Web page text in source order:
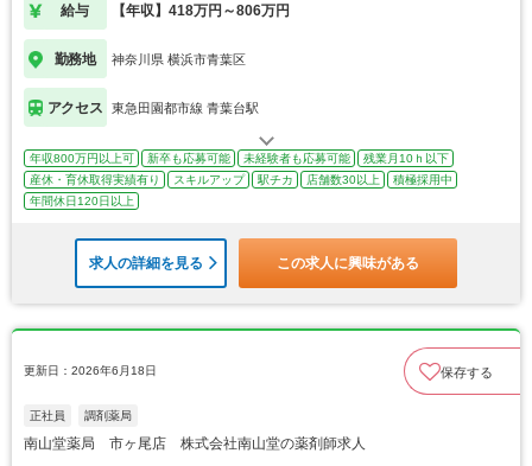
給与 【年収】418万円～806万円
勤務地 神奈川県 横浜市青葉区
アクセス 東急田園都市線 青葉台駅
年収800万円以上可 新卒も応募可能 未経験者も応募可能
残業月10ｈ以下
産休・育休取得実績有り
スキルアップ 駅チカ 店舗数30以上
積極採用中
年間休日120日以上
求人の詳細を見る この求人に興味がある
更新日：2026年6月18日 保存する
正社員 調剤薬局
南山堂薬局 市ヶ尾店 株式会社南山堂の薬剤師求人